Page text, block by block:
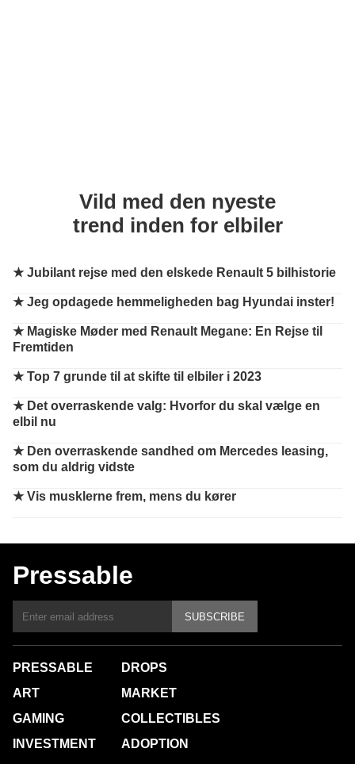
Vild med den nyeste
trend inden for elbiler
★Jubilant rejse med den elskede Renault 5 bilhistorie
★Jeg opdagede hemmeligheden bag Hyundai inster!
★ Magiske Møder med Renault Megane: En Rejse til
Fremtiden
★Top 7 grunde til at skifte til elbiler i 2023
★ Det overraskende valg: Hvorfor du skal vælge en
elbil nu
★ Den overraskende sandhed om Mercedes leasing,
som du aldrig vidste
★Vis musklerne frem, mens du kører
Pressable
SUBSCRIBE
PRESSABLE
ART
GAMING
INVESTMENT
DROPS
MARKET
COLLECTIBLES
ADOPTION